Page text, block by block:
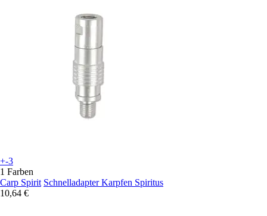
+-3
1 Farben
Carp Spirit Schnelladapter Karpfen Spiritus
10,64 €